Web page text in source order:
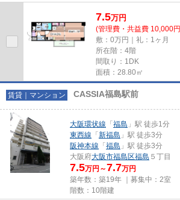
7.5万円
(管理費・共益費 10,000
敷：0万円｜礼：1ヶ月
所在階：4階
間取り：1DK
面積：28.80㎡
賃貸｜マンション CASSIA福島駅前
大阪環状線 「 福島 」駅 徒歩1分
東西線 「 新福島 」駅 徒歩3分
阪神本線 「 福島 」駅 徒歩3分
大阪府大阪市福島区福島 ５丁目
7.5万円～7.7万円
築年数：築19年 ｜募集中： 2室
階数：10階建